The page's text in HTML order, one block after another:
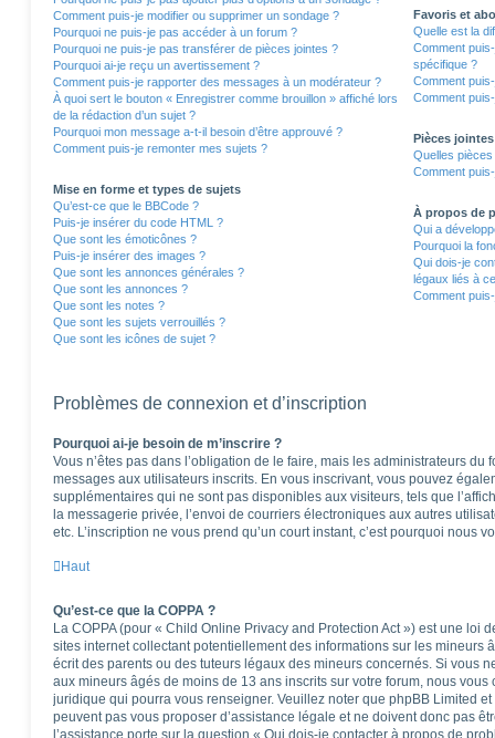
Comment puis-je modifier ou supprimer un sondage ?
Pourquoi ne puis-je pas accéder à un forum ?
Pourquoi ne puis-je pas transférer de pièces jointes ?
Pourquoi ai-je reçu un avertissement ?
Comment puis-je rapporter des messages à un modérateur ?
À quoi sert le bouton « Enregistrer comme brouillon » affiché lors
de la rédaction d’un sujet ?
Pourquoi mon message a-t-il besoin d’être approuvé ?
Comment puis-je remonter mes sujets ?
Mise en forme et types de sujets
Qu’est-ce que le BBCode ?
Puis-je insérer du code HTML ?
Que sont les émoticônes ?
Puis-je insérer des images ?
Que sont les annonces générales ?
Que sont les annonces ?
Que sont les notes ?
Que sont les sujets verrouillés ?
Que sont les icônes de sujet ?
Favoris et
Quelle est la
Comment
spécifique ?
Comment
Comment
Pièces jointes
Quelles
Comment
À propos de
Qui a
Pourquoi la
Qui dois-je
légaux liés à
Comment
Problèmes de connexion et d’inscription
Pourquoi ai-je besoin de m’inscrire ?
Vous n’êtes pas dans l’obligation de le faire, mais les administrateurs
messages aux utilisateurs inscrits. En vous inscrivant, vous pouvez
supplémentaires qui ne sont pas disponibles aux visiteurs, tels que
la messagerie privée, l’envoi de courriers électroniques aux autres
etc. L’inscription ne vous prend qu’un court instant, c’est pourquoi nous
Haut
Qu’est-ce que la COPPA ?
La COPPA (pour « Child Online Privacy and Protection Act ») est une loi
sites internet collectant potentiellement des informations sur les mineurs
écrit des parents ou des tuteurs légaux des mineurs concernés. Si vous
aux mineurs âgés de moins de 13 ans inscrits sur votre forum, nous
juridique qui pourra vous renseigner. Veuillez noter que phpBB Limited
peuvent pas vous proposer d’assistance légale et ne doivent donc pas
l’assistance porte sur la question « Qui dois-je contacter à propos de